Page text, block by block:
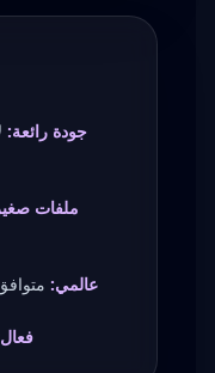
جودة رائعة:
ملفات
عالمي: